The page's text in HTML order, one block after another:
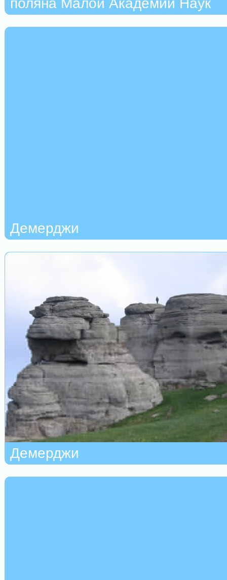
поляна Малой Академии Наук
Демерджи
Демерджи